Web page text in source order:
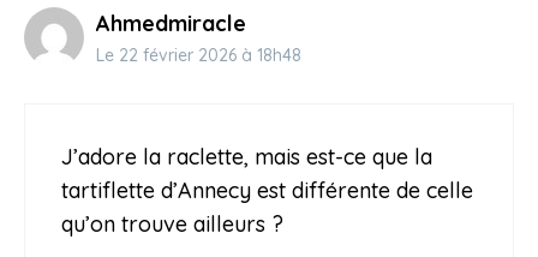
Ahmedmiracle
Le 22 février 2026 à 18h48
J’adore la raclette, mais est-ce que la
tartiflette d’Annecy est différente de celle
qu’on trouve ailleurs ?